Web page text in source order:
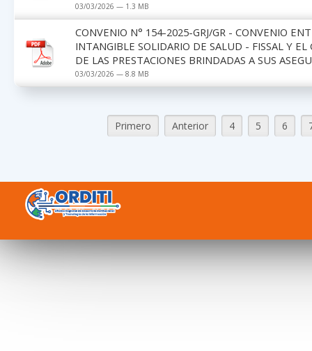
03/03/2026 — 1.3 MB
CONVENIO N° 154-2025-GRJ/GR - CONVENIO
INTANGIBLE SOLIDARIO DE SALUD - FISSAL Y
DE LAS PRESTACIONES BRINDADAS A SUS
03/03/2026 — 8.8 MB
Primero Anterior 4 5 6